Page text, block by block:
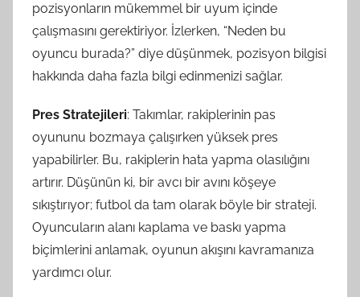
pozisyonların mükemmel bir uyum içinde
çalışmasını gerektiriyor. İzlerken, “Neden bu
oyuncu burada?” diye düşünmek, pozisyon bilgisi
hakkında daha fazla bilgi edinmenizi sağlar.
Pres Stratejileri: Takımlar, rakiplerinin pas
oyununu bozmaya çalışırken yüksek pres
yapabilirler. Bu, rakiplerin hata yapma olasılığını
artırır. Düşünün ki, bir avcı bir avını köşeye
sıkıştırıyor; futbol da tam olarak böyle bir strateji.
Oyuncuların alanı kaplama ve baskı yapma
biçimlerini anlamak, oyunun akışını kavramanıza
yardımcı olur.